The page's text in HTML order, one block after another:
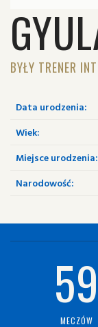
BYŁY TRENER
Data urodzenia:
Wiek:
Miejsce urodzenia:
Narodowość:
59
MECZÓW